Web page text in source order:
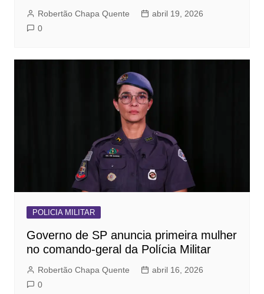
Robertão Chapa Quente
abril 19, 2026
0
POLICIA MILITAR
Governo de SP anuncia primeira mulher
no comando-geral da Polícia Militar
Robertão Chapa Quente
abril 16, 2026
0